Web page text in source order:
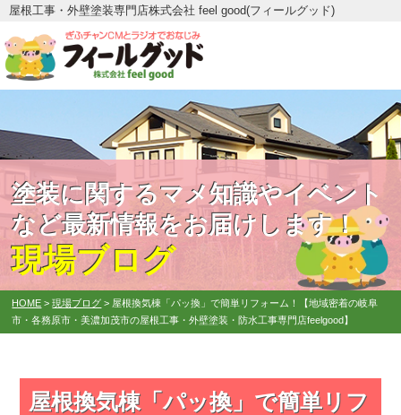
屋根工事・外壁塗装専門店株式会社 feel good(フィールグッド)
塗装に関するマメ知識やイベント
など最新情報をお届けします！
現場ブログ
HOME >現場ブログ > 屋根換気棟「パッ換」で簡単リフォーム！【地域密着の岐阜
市・各務原市・美濃加茂市の屋根工事・外壁塗装・防水工事専門店feelgood】
屋根換気棟「パッ換」で簡単リフ